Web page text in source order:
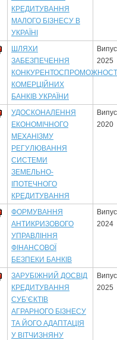
КРЕДИТУВАННЯ
МАЛОГО БІЗНЕСУ В
УКРАЇНІ
ШЛЯХИ
ЗАБЕЗПЕЧЕННЯ
КОМЕРЦІЙНИХ
БАНКІВ УКРАЇНИ
2025
УДОСКОНАЛЕННЯ
ЕКОНОМІЧНОГО
МЕХАНІЗМУ
РЕГУЛЮВАННЯ
СИСТЕМИ
ЗЕМЕЛЬНО-
ІПОТЕЧНОГО
КРЕДИТУВАННЯ
2020
ФОРМУВАННЯ
АНТИКРИЗОВОГО
УПРАВЛІННЯ
ФІНАНСОВОЇ
БЕЗПЕКИ БАНКІВ
2024
ЗАРУБІЖНИЙ ДОСВІД
КРЕДИТУВАННЯ
СУБ’ЄКТІВ
АГРАРНОГО БІЗНЕСУ
ТА ЙОГО АДАПТАЦІЯ
У ВІТЧИЗНЯНУ
2025